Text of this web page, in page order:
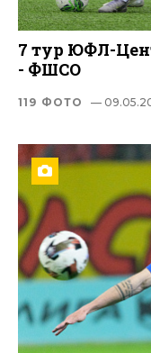
7 тур ЮФЛ-
- ФШСО
119 ФОТО —